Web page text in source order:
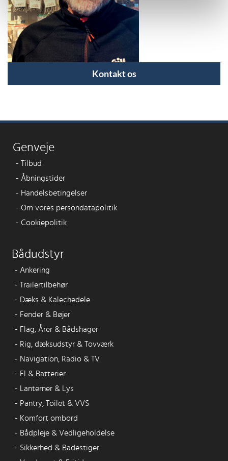
Kontakt os
Genveje
- Tilbud
- Åbningstider
- Handelsbetingelser
- Om vores persondatapolitik
- Cookiepolitik
Bådudstyr
- Ankering
- Trailertilbehør
- Dæks & Kalechedele
- Fender & Bøjer
- Flag, Årer & Bådshager
- Rig, dæksudstyr & Tovværk
- Navigation, Radio & TV
- El & Batterier
-
Lanterner & Lys
- Pantry, Toilet & VVS
- Komfort ombord
- Bådpleje & Vedligeholdelse
- Sikkerhed & Badestiger